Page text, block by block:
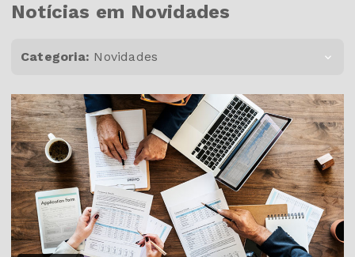
Notícias em Novidades
Categoria: Novidades